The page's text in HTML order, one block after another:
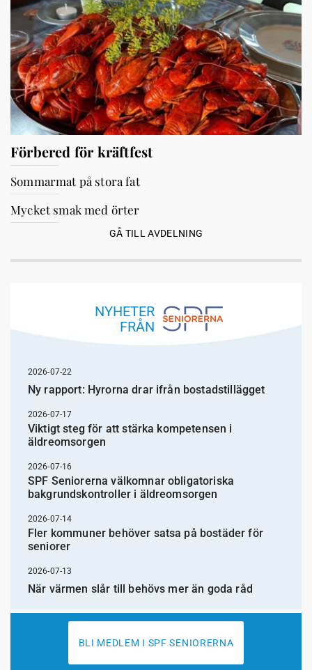
Förbered för kräftfest
Sommarmat på stora fat
Mycket smak med örter
GÅ TILL AVDELNING
NYHETER
FRÅN
2026-07-22
Ny rapport: Hyrorna drar ifrån bostadstillägget
2026-07-17
Viktigt steg för att stärka kompetensen i
äldreomsorgen
2026-07-16
SPF Seniorerna välkomnar obligatoriska
bakgrundskontroller i äldreomsorgen
2026-07-14
Fler kommuner behöver satsa på bostäder för
seniorer
2026-07-13
När värmen slår till behövs mer än goda råd
BLI MEDLEM I SPF SENIORERNA